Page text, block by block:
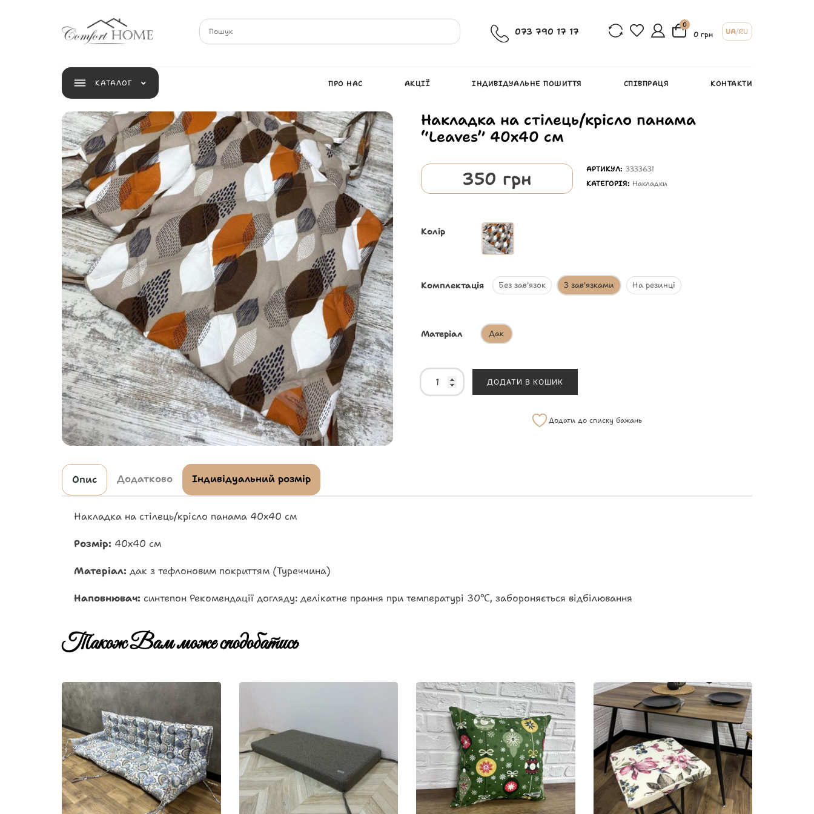
073 790 17 17
0
0 грн UA/RU
КАТАЛОГ ПРО НАС АКЦІЇ ІНДИВІДУАЛЬНЕ ПОШИТТЯ СПІВПРАЦЯ КОНТАКТИ
Накладка на стілець/крісло панама
“Leaves” 40х40 см
350 грн АРТИКУЛ: 3333631
КАТЕГОРІЯ: Накладки
Колір
Комплектація Без зав'язок З зав'язками На резинці
Матеріал Дак
ДОДАТИ В КОШИК
Додати до списку бажань
Опис Додатково Індивідуальний розмір
Накладка на стілець/крісло панама 40х40 см
Розмір: 40х40 см
Матеріал: дак з тефлоновим покриттям (Туреччина)
Наповнювач: синтепон Рекомендації догляду: делікатне прання при температурі 30℃, забороняється відбілювання
Також Вам може сподобатись